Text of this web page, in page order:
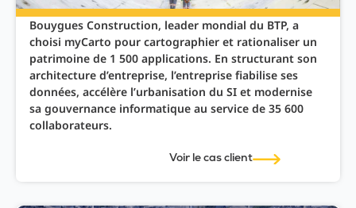
Bouygues Construction, leader mondial du BTP, a
choisi myCarto pour cartographier et rationaliser un
patrimoine de 1 500 applications. En structurant son
architecture d’entreprise, l’entreprise fiabilise ses
données, accélère l’urbanisation du SI et modernise
sa gouvernance informatique au service de 35 600
collaborateurs.
Voir le cas client